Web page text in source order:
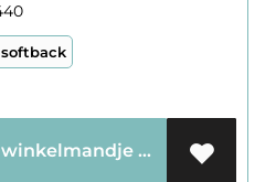
Voeg toe aan mijn winkelmandje